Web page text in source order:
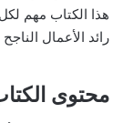
هذا الكتاب مهم
رائد الأعمال
محتوى